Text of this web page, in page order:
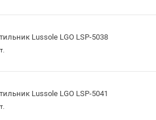
Lussole LGO LSP-5038
Lussole LGO LSP-5041